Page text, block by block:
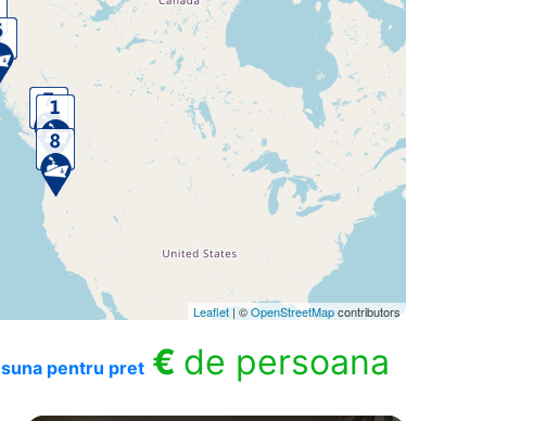
Leaflet | ©OpenStreetMapcontributors
suna pentru pret € de persoana